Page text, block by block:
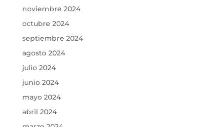
noviembre 2024
octubre 2024
septiembre 2024
agosto 2024
julio 2024
junio 2024
mayo 2024
abril 2024